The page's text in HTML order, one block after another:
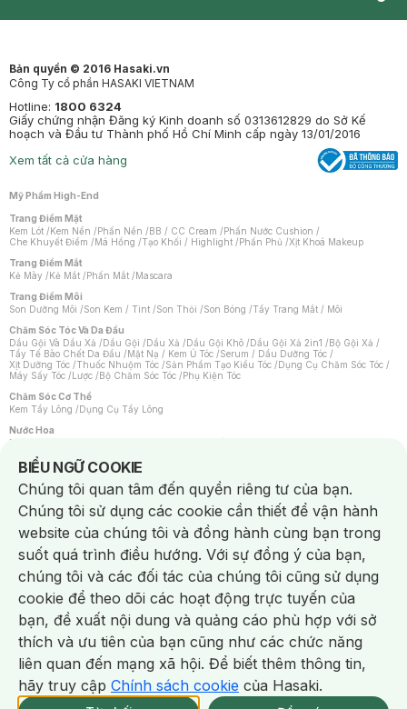
Bản quyền © 2016 Hasaki.vn
Công Ty cổ phần HASAKI VIETNAM
Hotline: 1800 6324
Giấy chứng nhận Đăng ký Kinh doanh số 0313612829 do Sở Kế
hoạch và Đầu tư Thành phố Hồ Chí Minh cấp ngày 13/01/2016
Xem tất cả cửa hàng
Mỹ Phẩm High-End
Trang Điểm Mặt
Kem Lót /Kem Nền /Phấn Nền /BB / CC Cream /Phấn Nước Cushion /
Che Khuyết Điểm /Má Hồng /Tạo Khối / Highlight /Phấn Phủ /Xịt Khoá Makeup
Trang Điểm Mắt
Kẻ Mày /Kẻ Mắt /Phấn Mắt /Mascara
Trang Điểm Môi
Son Dưỡng Môi /Son Kem / Tint /Son Thỏi /Son Bóng /Tẩy Trang Mắt / Môi
Chăm Sóc Tóc Và Da Đầu
Dầu Gội Và Dầu Xả /Dầu Gội /Dầu Xả /Dầu Gội Khô /Dầu Gội Xả 2in1 /Bộ Gội Xả /
Tẩy Tế Bào Chết Da Đầu /Mặt Nạ / Kem Ủ Tóc /Serum / Dầu Dưỡng Tóc /
Xịt Dưỡng Tóc /Thuốc Nhuộm Tóc /Sản Phẩm Tạo Kiểu Tóc /Dụng Cụ Chăm Sóc Tóc /
Máy Sấy Tóc /Lược /Bộ Chăm Sóc Tóc /Phụ Kiện Tóc
Chăm Sóc Cơ Thể
Kem Tẩy Lông /Dụng Cụ Tẩy Lông
Nước Hoa
Nước Hoa Nữ
Chăm Sóc Cá Nhân
Chống Muỗi /Khẩu Trang /Máy Massage/Mặt Nạ Xông Hơi /Nước Rửa Tay/
Sản Phẩm Chăm Sóc Khác /Bàn Chải Đánh Răng /Bàn Chải Điện/
Hỗ Trợ Trắng Răng/Kem Đánh Răng /Máy Tăm Nước/ Nước Súc Miệng/
Tăm / Chỉ Nha Khoa/ Xịt Thơm Miệng / Dung Dịch Vệ Sinh/Dưỡng Vùng Kín/
Khăn Ướt Vệ Sinh Vùng Kín/Băng Vệ Sinh/Tampon/Bọt Cạo Râu /Dao Cạo Râu/
Máy Cạo Râu
Vấn Đề Về Da
Da Dầu / Lỗ Chân Lông To/ Da Khô / Mất Nước/ Da Lão Hóa/ Da Mụn/
Da Nhạy Cảm / Kích Ứng
Da Xỉn Màu Thâm / Nám / Tàn Nhang
Quầng Thâm & Bọng Mắt /Sẹo /Viêm Da Cơ Địa
Dụng Cụ / Phụ Kiện Chăm Sóc Da
Bông Tẩy Trang
Khăn Lau Mặt Khô Dụng Cụ / Máy Rửa Mặt Máy Chăm Sóc Da
Dụng Cụ Chăm Sóc Khác
BIỂU NGỮ COOKIE
Notice about cookies usage
Chúng tôi quan tâm đến quyền riêng tư của bạn.
Chúng tôi sử dụng các cookie cần thiết để vận hành
website của chúng tôi và đồng hành cùng bạn trong
suốt quá trình điều hướng. Với sự đồng ý của bạn,
chúng tôi và các đối tác của chúng tôi cũng sử dụng
cookie để theo dõi các hoạt động trực tuyến của
bạn, đề xuất nội dung và quảng cáo phù hợp với sở
thích và ưu tiên của bạn cũng như các chức năng
liên quan đến mạng xã hội. Để biết thêm thông tin,
hãy truy cập Chính sách cookie của Hasaki.